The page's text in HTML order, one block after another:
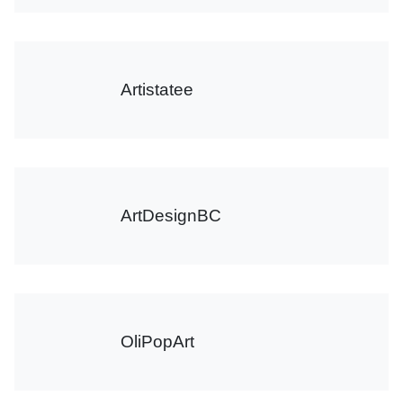
Artistatee
ArtDesignBC
OliPopArt